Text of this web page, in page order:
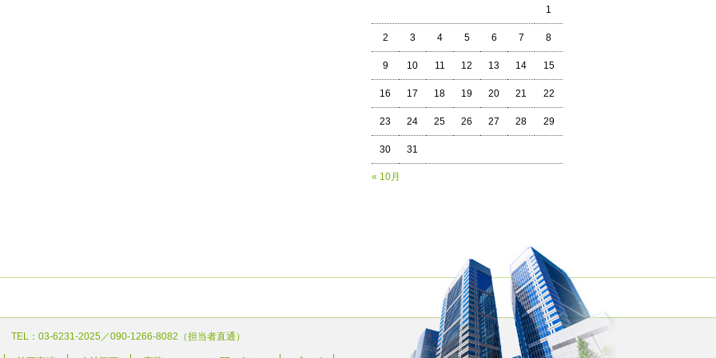
« 10月
1
2 3 4 5 6 7 8
9 10 11 12 13 14 15
16 17 18 19 20 21 22
23 24 25 26 27 28 29
30 31
：03-6231-2025／090-1266-8082（担当者直通）